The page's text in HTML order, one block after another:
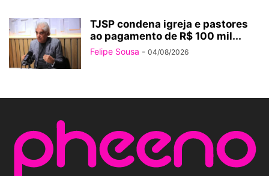
TJSP condena igreja e pastores
ao pagamento de R$ 100 mil...
Felipe Sousa - 04/08/2026